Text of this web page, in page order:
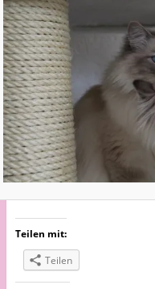
Teilen mit:
Teilen